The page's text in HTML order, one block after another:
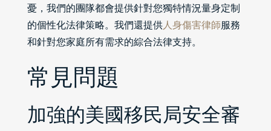
憂，我們的團隊都會提供針對您獨特情況量身定制
的個性化法律策略。我們還提供人身傷害律師服務
和針對您家庭所有需求的綜合法律支持。
常見問題
加強的美國移民局安全審